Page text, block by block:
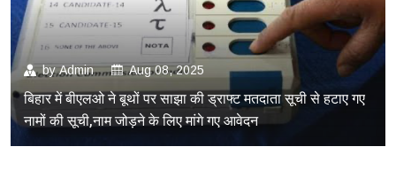
byAdmin Aug 08, 2025
बिहार में बीएलओ ने बूथों पर साझा की ड्राफ्ट मतदाता सूची से हटाए गए
नामों की सूची,नाम जोड़ने के लिए मांगे गए आवेदन